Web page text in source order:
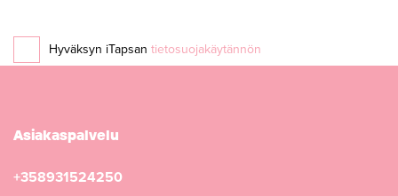
Hyväksyn iTapsan tietosuojakäytännön
Asiakaspalvelu
+358931524250